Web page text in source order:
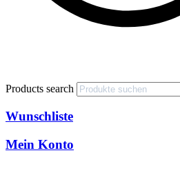
Products search
Wunschliste
Mein Konto